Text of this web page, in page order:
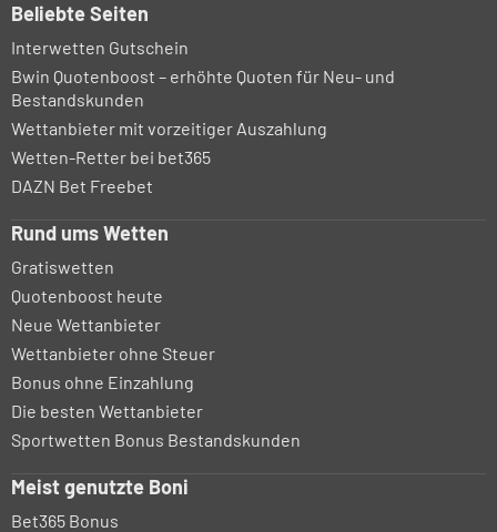
Beliebte Seiten
Interwetten Gutschein
Bwin Quotenboost – erhöhte Quoten für Neu- und
Bestandskunden
Wettanbieter mit vorzeitiger Auszahlung
Wetten-Retter bei bet365
DAZN Bet Freebet
Rund ums Wetten
Gratiswetten
Quotenboost heute
Neue Wettanbieter
Wettanbieter ohne Steuer
Bonus ohne Einzahlung
Die besten Wettanbieter
Sportwetten Bonus Bestandskunden
Meist genutzte Boni
Bet365 Bonus